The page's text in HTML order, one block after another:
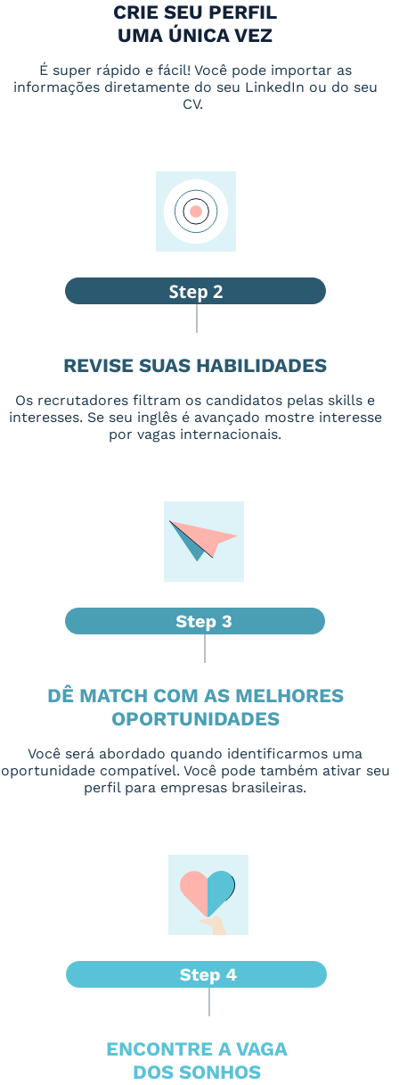
CRIE SEU PERFIL
UMA ÚNICA VEZ
É super rápido e fácil! Você pode importar as
informações diretamente do seu LinkedIn ou do seu
CV.
REVISE SUAS HABILIDADES
Os recrutadores filtram os candidatos pelas skills e
interesses. Se seu inglês é avançado mostre interesse
por vagas internacionais.
DÊ MATCH COM AS MELHORES
OPORTUNIDADES
Você será abordado quando identificarmos uma
oportunidade compatível. Você pode também ativar seu
perfil para empresas brasileiras.
ENCONTRE A VAGA
DOS SONHOS